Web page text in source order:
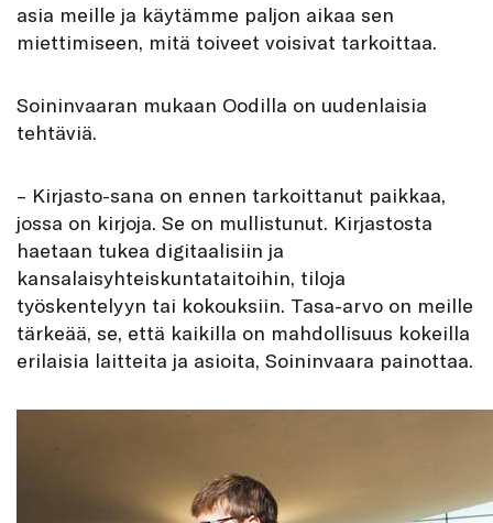
asia meille ja käytämme paljon aikaa sen
miettimiseen, mitä toiveet voisivat tarkoittaa.
Soininvaaran mukaan Oodilla on uudenlaisia
tehtäviä.
– Kirjasto-sana on ennen tarkoittanut paikkaa,
jossa on kirjoja. Se on mullistunut. Kirjastosta
haetaan tukea digitaalisiin ja
kansalaisyhteiskuntataitoihin, tiloja
työskentelyyn tai kokouksiin. Tasa-arvo on meille
tärkeää, se, että kaikilla on mahdollisuus kokeilla
erilaisia laitteita ja asioita, Soininvaara painottaa.